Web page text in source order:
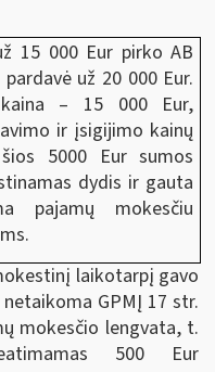
15 000 Eur pirko AB
už 20 000 Eur.
– 15 000 Eur,
ir įsigijimo kainų
5000 Eur sumos
dydis ir gauta
pajamų mokesčiu
laikotarpį gavo
GPMĮ 17 str.
mokesčio lengvata, t.
500 Eur